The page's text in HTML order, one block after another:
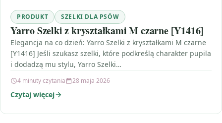
PRODUKT SZELKI DLA PSÓW
Yarro Szelki z kryształkami M czarne [Y1416]
Elegancja na co dzień: Yarro Szelki z kryształkami M czarne
[Y1416] Jeśli szukasz szelki, które podkreślą charakter pupila
i dodadzą mu stylu, Yarro Szelki…
4 minuty czytania 28 maja 2026
Czytaj więcej